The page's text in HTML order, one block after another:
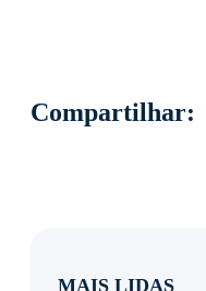
Compartilhar:
MAIS LIDAS